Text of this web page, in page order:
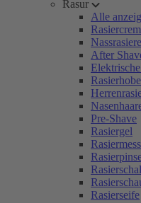
Rasur
Alle
After
Pre-Shave
Rasiergel
Rasierseife